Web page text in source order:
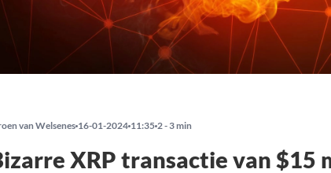
van Welsenes 16-01-2024 11:35 2 - 3 min
XRP transactie van $15